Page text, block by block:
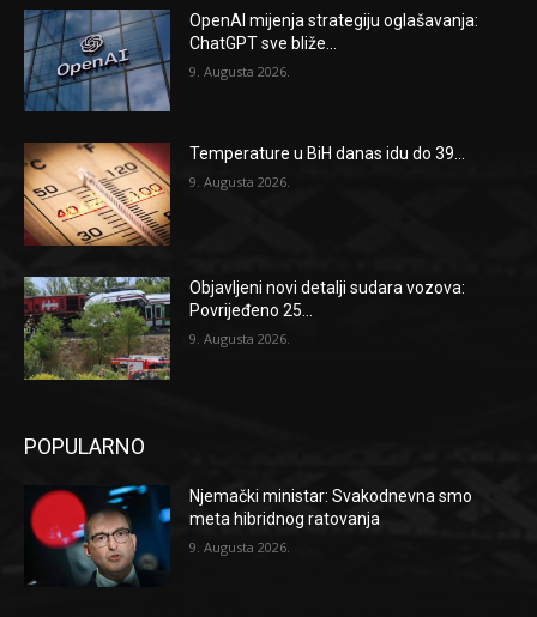
OpenAI mijenja strategiju oglašavanja:
ChatGPT sve bliže...
9. Augusta 2026.
Temperature u BiH danas idu do 39...
9. Augusta 2026.
Objavljeni novi detalji sudara vozova:
Povrijeđeno 25...
9. Augusta 2026.
POPULARNO
Njemački ministar: Svakodnevna smo
meta hibridnog ratovanja
9. Augusta 2026.